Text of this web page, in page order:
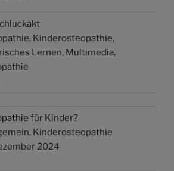
Kinderosteopathie,
Lernen, Multimedia,
für Kinder?
Kinderosteopathie
2024